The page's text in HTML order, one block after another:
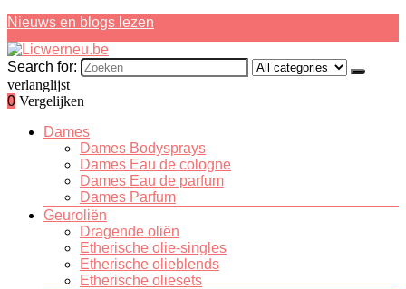
Nieuws en blogs lezen
Search for:
verlanglijst
0 Vergelijken
Dames
Dames Bodysprays
Dames Eau de cologne
Dames Eau de parfum
Dames Parfum
Geuroliën
Dragende oliën
Etherische olie-singles
Etherische olieblends
Etherische oliesets